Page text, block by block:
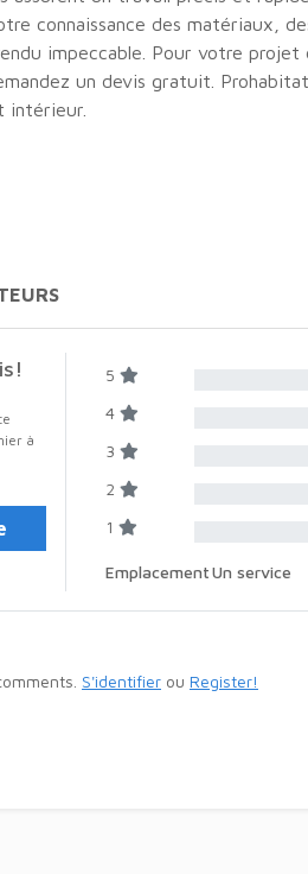
connaissance des matériaux,
impeccable. Pour votre projet
un devis gratuit.
intérieur.
à
5
4
3
2
1
EmplacementUn service
S'identifier ou Register!